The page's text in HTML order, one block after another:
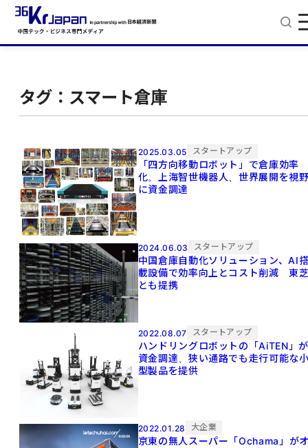
タグ：スマート倉庫
2025.03.05 スタートアップ
「四方向移動ロボット」で倉庫効率
化。上海智世機器人、世界展開を視
に資金調達
2024.06.03 スタートアップ
中国倉庫自動化ソリューション、AI
載設備で効率向上とコスト削減 東
とも提携
2022.08.07 スタートアップ
ハンドリングロボットの「AiTEN」が
資金調達、狭い通路でも走行可能な
型製品を提供
2022.01.28 大企業
京東の無人スーパー「Ochama」が